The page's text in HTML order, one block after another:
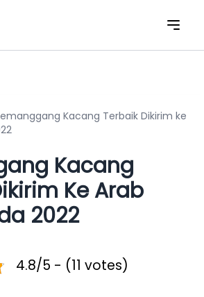
Kacang Terbaik Dikirim ke
Kacang
Ke Arab
2022
4.8/5 - (11 votes)